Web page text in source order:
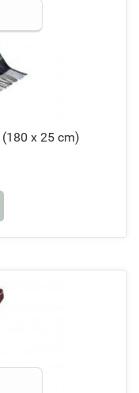
(180 x 25 cm)